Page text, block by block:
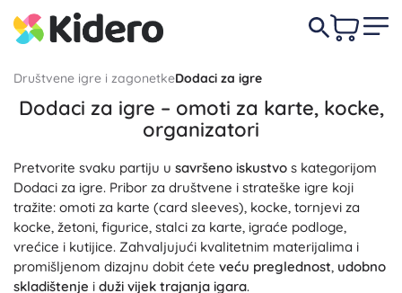
Društvene igre i zagonetkeDodaci za igre
Dodaci za igre – omoti za karte, kocke,
organizatori
Pretvorite svaku partiju u savršeno iskustvo s kategorijom
Dodaci za igre. Pribor za društvene i strateške igre koji
tražite: omoti za karte (card sleeves), kocke, tornjevi za
kocke, žetoni, figurice, stalci za karte, igraće podloge,
vrećice i kutijice. Zahvaljujući kvalitetnim materijalima i
promišljenom dizajnu dobit ćete veću preglednost, udobno
skladištenje i duži vijek trajanja igara.